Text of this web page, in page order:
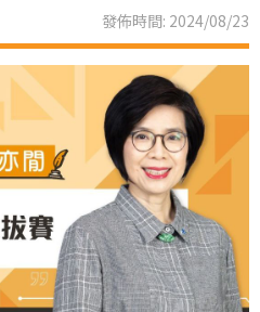
發佈時間: 2024/08/23